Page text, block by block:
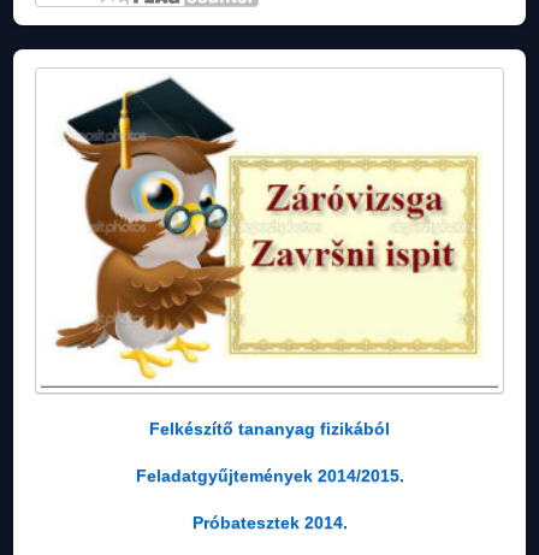
Felkészítő tananyag fizikából
Feladatgyűjtemények 2014/2015.
Próbatesztek 2014.